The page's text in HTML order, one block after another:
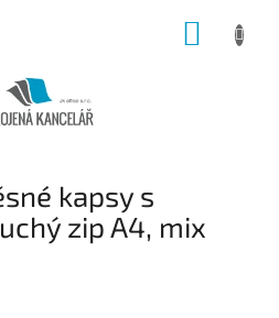
kapsy s
zip A4, mix